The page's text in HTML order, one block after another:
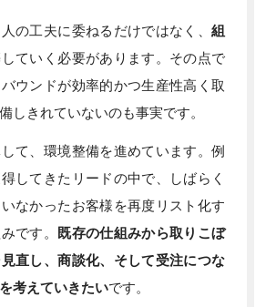
の工夫に委ねるだけではなく、 組
ていく必要があります。その点で
ウンドが効率的かつ生産性高く取
しきれていないのも事実です。
て、環境整備を進めています。例
してきたリードの中で、しばらく
なかったお客様を再度リスト化す
です。 既存の仕組みから取りこぼ
直し、商談化、そして受注につな
考えていきたいです。